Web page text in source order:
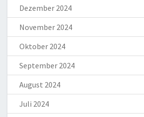
Dezember 2024
November 2024
Oktober 2024
September 2024
August 2024
Juli 2024